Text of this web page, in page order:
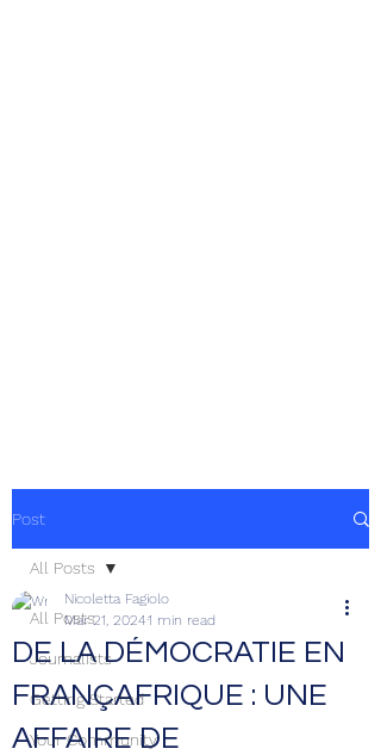
Post
All Posts
Journalists
Getting Started
Your Community
All Posts
DE LA DÉMOCRATIE EN
FRANÇAFRIQUE : UNE
AFFAIRE DE
Nicoletta Fagiolo
Mar 21, 20241 min read